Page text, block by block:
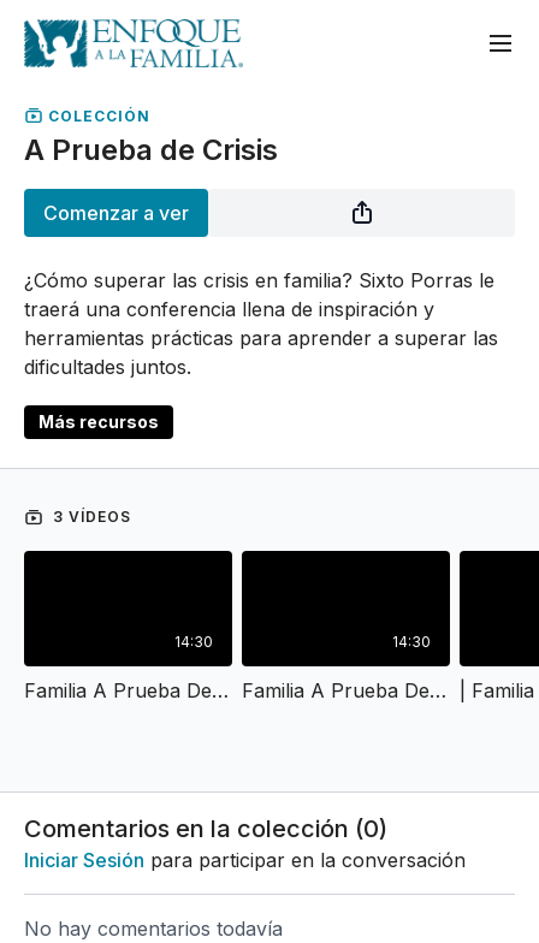
COLECCIÓN
A Prueba de Crisis
Comenzar a ver
¿Cómo superar las crisis en familia? Sixto Porras le
traerá una conferencia llena de inspiración y
herramientas prácticas para aprender a superar las
dificultades juntos.
Más recursos
3 VÍDEOS
14:30
Familia A Prueba De Crisis I
14:30
Familia A Prueba De Crisis II
Comentarios en la colección (0)
Iniciar Sesión para participar en la conversación
No hay comentarios todavía